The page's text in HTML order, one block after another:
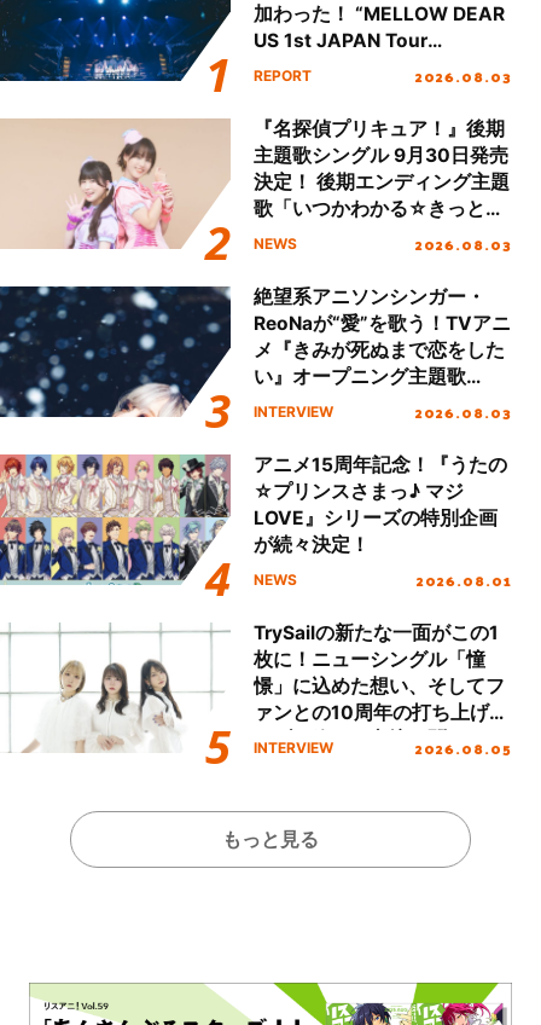
加わった！ “MELLOW DEAR
US 1st JAPAN Tour
Final「NICE to meet YOU
ート!!
REPORT 2026.08.03
『名探偵プリキュア！』後期
主題歌シングル 9月30日発売
決定！ 後期エンディング主題
歌「いつかわかる☆きっとあ
える」TVサイズ先行配信開
NEWS 2026.08.03
絶望系アニソンシンガー・
ReoNaが“愛”を歌う！TVアニ
メ『きみが死ぬまで恋をした
い』オープニング主題歌
「Amore」インタビュー
INTERVIEW 2026.08.03
アニメ15周年記念！『うたの
☆プリンスさまっ♪ マジ
LOVE』シリーズの特別企画
が続々決定！
NEWS 2026.08.01
TrySailの新たな一面がこの1
枚に！ニューシングル「憧
憬」に込めた想い、そしてフ
ァンとの10周年の打ち上げラ
イブを終えた心境を聞いた。
INTERVIEW 2026.08.05
もっと見る